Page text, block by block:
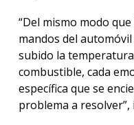
“Del mismo modo
mandos del
subido la
combustible, cada
específica que se
problema a resolver”,